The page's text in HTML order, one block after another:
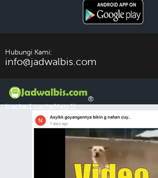
Hubungi Kami:
info@jadwalbis.com
®
(cache:1 cacheNeo:1)